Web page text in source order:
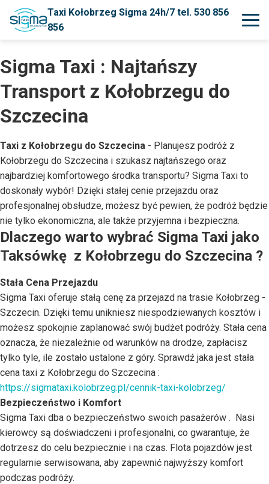
Taxi Kołobrzeg Sigma 24h/7 tel. 530 856
856
Sigma Taxi : Najtańszy
Transport z Kołobrzegu do
Szczecina
Taxi z Kołobrzegu do Szczecina - Planujesz podróż z
Kołobrzegu do Szczecina i szukasz najtańszego oraz
najbardziej komfortowego środka transportu? Sigma Taxi to
doskonały wybór! Dzięki stałej cenie przejazdu oraz
profesjonalnej obsłudze, możesz być pewien, że podróż będzie
nie tylko ekonomiczna, ale także przyjemna i bezpieczna.
Dlaczego warto wybrać Sigma Taxi jako
Taksówkę z Kołobrzegu do Szczecina ?
Stała Cena Przejazdu
Sigma Taxi oferuje stałą cenę za przejazd na trasie Kołobrzeg -
Szczecin. Dzięki temu unikniesz niespodziewanych kosztów i
możesz spokojnie zaplanować swój budżet podróży. Stała cena
oznacza, że niezależnie od warunków na drodze, zapłacisz
tylko tyle, ile zostało ustalone z góry. Sprawdź jaka jest stała
cena taxi z Kołobrzegu do Szczecina :
https://sigmataxi.kolobrzeg.pl/cennik-taxi-kolobrzeg/
Bezpieczeństwo i Komfort
Sigma Taxi dba o bezpieczeństwo swoich pasażerów . Nasi
kierowcy są doświadczeni i profesjonalni, co gwarantuje, że
dotrzesz do celu bezpiecznie i na czas. Flota pojazdów jest
regularnie serwisowana, aby zapewnić najwyższy komfort
podczas podróży.